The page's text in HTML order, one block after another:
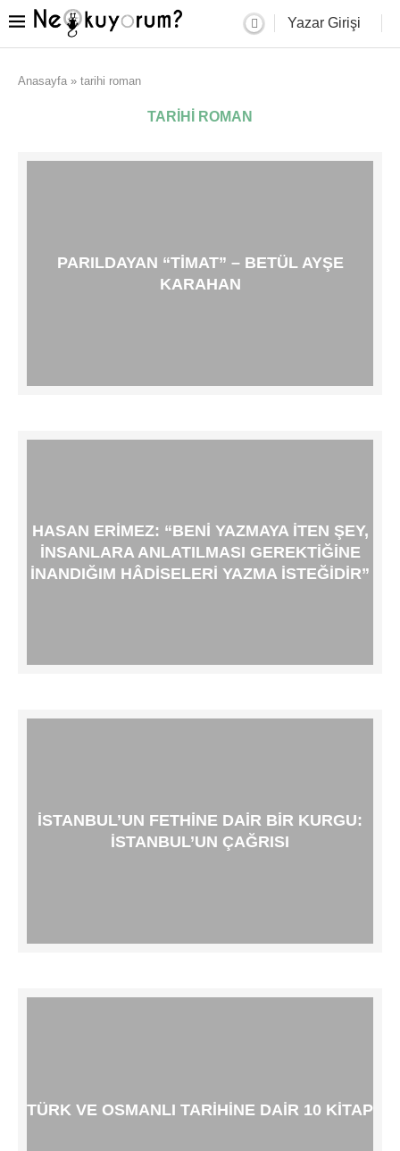
Yazar Girişi
Anasayfa » tarihi roman
TARIHI ROMAN
PARILDAYAN “TIMAT” – BETÜL AYŞE
KARAHAN
HASAN ERIMEZ: “BENI YAZMAYA ITEN ŞEY,
INSANLARA ANLATILMASI GEREKTIĞINE
INANDIĞIM HÂDISELERI YAZMA ISTEĞIDIR”
İSTANBUL’UN FETHINE DAIR BIR KURGU:
İSTANBUL’UN ÇAĞRISI
TÜRK VE OSMANLI TARIHINE DAIR 10 KITAP